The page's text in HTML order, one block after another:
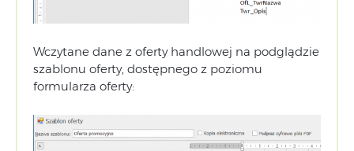
Wczytane dane z oferty handlowej na podglądzie
szablonu oferty, dostępnego z poziomu
formularza oferty: